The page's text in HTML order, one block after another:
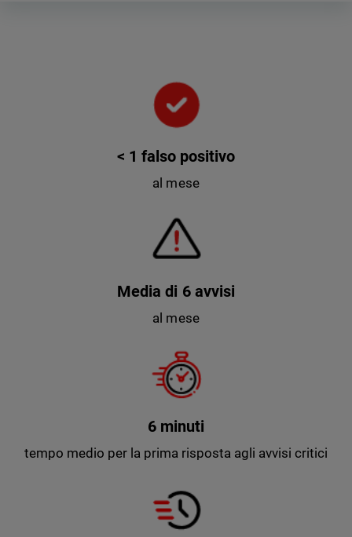
< 1 falso positivo
al mese
Media di 6 avvisi
al mese
6 minuti
tempo medio per la prima risposta agli avvisi critici